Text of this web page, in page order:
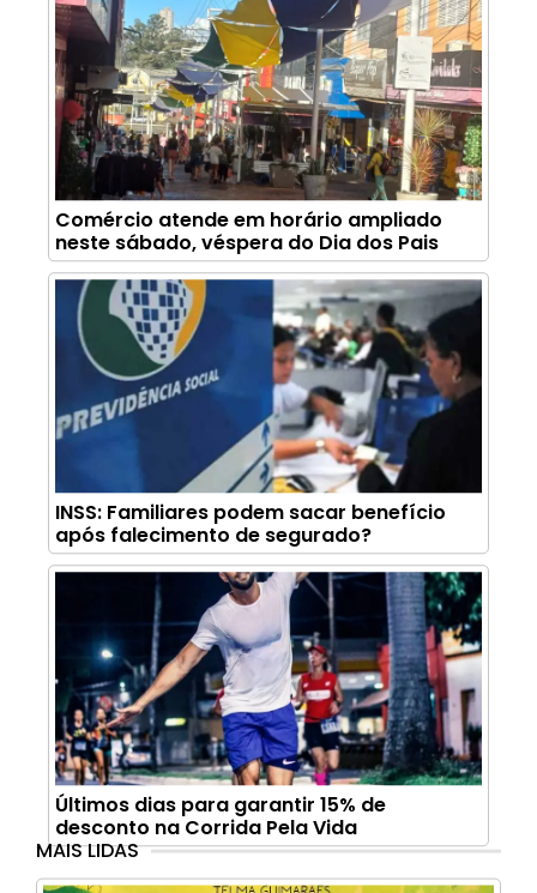
Comércio atende em horário ampliado
neste sábado, véspera do Dia dos Pais
INSS: Familiares podem sacar benefício
após falecimento de segurado?
Últimos dias para garantir 15% de
desconto na Corrida Pela Vida
MAIS LIDAS